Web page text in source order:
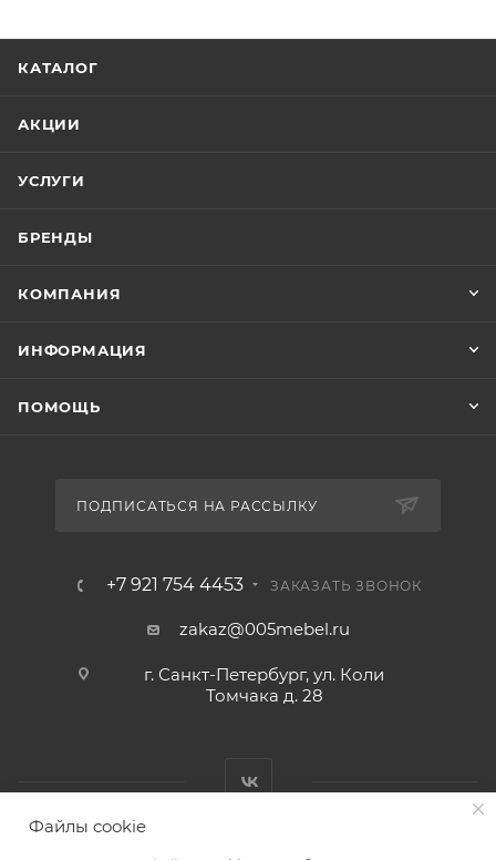
КАТАЛОГ
АКЦИИ
УСЛУГИ
БРЕНДЫ
КОМПАНИЯ
ИНФОРМАЦИЯ
ПОМОЩЬ
ПОДПИСАТЬСЯ НА РАССЫЛКУ
+7 921 754 4453 ЗАКАЗАТЬ ЗВОНОК
zakaz@005mebel.ru
г. Санкт-Петербург, ул. Коли
Томчака д. 28
Файлы cookie